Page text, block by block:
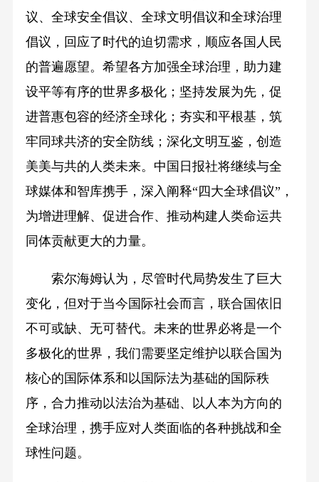
议、全球安全倡议、全球文明倡议和全球治理
倡议，回应了时代的迫切需求，顺应各国人民
的普遍愿望。希望各方加强全球治理，助力建
设平等有序的世界多极化；坚持发展为先，促
进普惠包容的经济全球化；夯实和平根基，筑
牢同球共济的安全防线；深化文明互鉴，创造
美美与共的人类未来。中国日报社将继续与全
球媒体和智库携手，深入阐释“四大全球倡议”，
为增进理解、促进合作、推动构建人类命运共
同体贡献更大的力量。
索尔海姆认为，尽管时代局势发生了巨大
变化，但对于当今国际社会而言，联合国依旧
不可或缺、无可替代。未来的世界必将是一个
多极化的世界，我们需要坚定维护以联合国为
核心的国际体系和以国际法为基础的国际秩
序，合力推动以法治为基础、以人本为方向的
全球治理，携手应对人类面临的各种挑战和全
球性问题。